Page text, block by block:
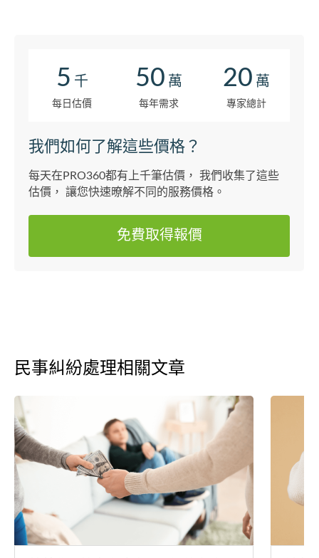
5 千
每日估價
50 萬
每年需求
20 萬
專家總計
我們如何了解這些價格？
每天在PRO360都有上千筆估價， 我們收集了這些
估價， 讓您快速暸解不同的服務價格。
免費取得報價
民事糾紛處理相關文章